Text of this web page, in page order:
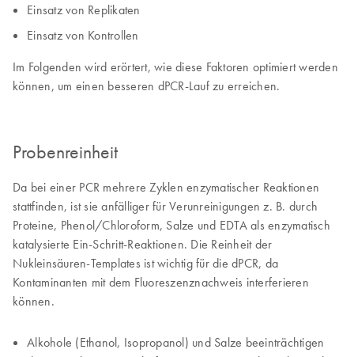
Einsatz von Replikaten
Einsatz von Kontrollen
Im Folgenden wird erörtert, wie diese Faktoren optimiert werden
können, um einen besseren dPCR-Lauf zu erreichen.
Probenreinheit
Da bei einer PCR mehrere Zyklen enzymatischer Reaktionen
stattfinden, ist sie anfälliger für Verunreinigungen z. B. durch
Proteine, Phenol/Chloroform, Salze und EDTA als enzymatisch
katalysierte Ein-Schritt-Reaktionen. Die Reinheit der
Nukleinsäuren-Templates ist wichtig für die dPCR, da
Kontaminanten mit dem Fluoreszenznachweis interferieren
können.
Alkohole (Ethanol, Isopropanol) und Salze beeinträchtigen